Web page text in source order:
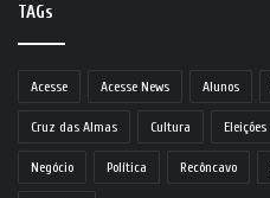
TAGs
Acesse Acesse News Alunos
Cruz das Almas Cultura Eleições
Negócio Política Recôncavo